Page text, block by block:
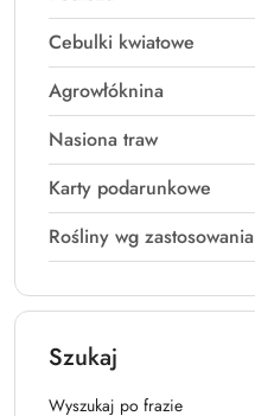
Cebulki kwiatowe
Agrowłóknina
Nasiona traw
Karty podarunkowe
Rośliny wg zastosowania
Szukaj